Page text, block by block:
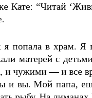
Кате: “Читай
попала в храм.
матерей с
чужими — и все
и вы. Мой папа,